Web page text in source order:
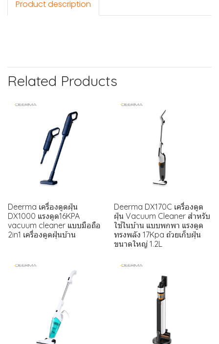
Product description
Related Products
Deerma เครื่องดูดฝุ่น
DX1000 แรงดูด16KPA
vacuum cleaner แบบมือถือ
2in1 เครื่องดูดฝุ่นบ้าน
Deerma DX170C เครื่องดูด
ฝุ่น Vacuum Cleaner สำหรับ
ใช้ในบ้าน แบบพกพา แรงดูด
ทรงพลัง 17Kpa ถ้วยเก็บฝุ่น
ขนาดใหญ่ 1.2L